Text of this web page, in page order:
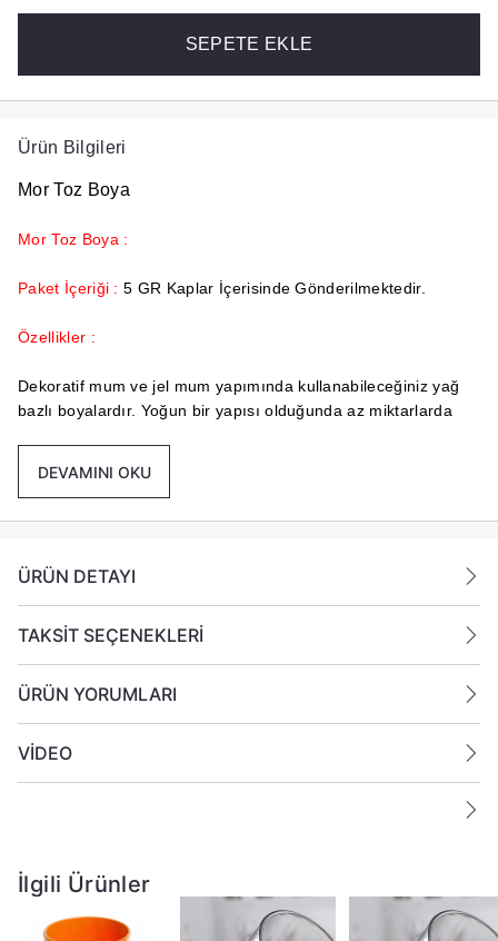
SEPETE EKLE
Ürün Bilgileri
Mor Toz Boya
Mor Toz Boya :
Paket İçeriği :5 GR Kaplar İçerisinde Gönderilmektedir.
Özellikler :
Dekoratif mum ve jel mum yapımında kullanabileceğiniz yağ
bazlı boyalardır. Yoğun bir yapısı olduğunda az miktarlarda
Kullanım Şekline Göre 10 ila 15 Kg Arsında Jel Mum veya
Kürdan veya Toplu İne Ucu ile ilave edilmesi ve iyi bir şekilde
karıştırılması tavsiye edilir.
DEVAMINI OKU
ÜRÜN DETAYI
TAKSİT SEÇENEKLERİ
ÜRÜN YORUMLARI
VİDEO
İlgili Ürünler